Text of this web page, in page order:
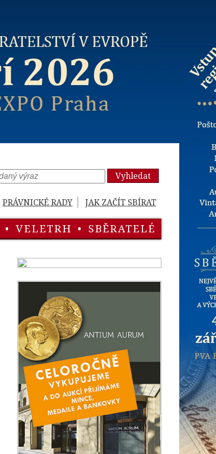
Vyhledat
PRÁVNICKÉ RADY JAK ZAČÍT SBÍRAT
• VELETRH • SBĚRATELÉ